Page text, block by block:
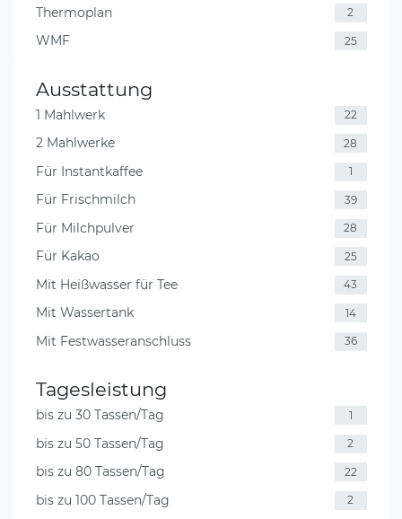
Thermoplan 2
WMF 25
Ausstattung
1 Mahlwerk 22
2 Mahlwerke 28
Für Instantkaffee 1
Für Frischmilch 39
Für Milchpulver 28
Für Kakao 25
Mit Heißwasser für Tee 43
Mit Wassertank 14
Mit Festwasseranschluss 36
Tagesleistung
bis zu 30 Tassen/Tag 1
bis zu 50 Tassen/Tag 2
bis zu 80 Tassen/Tag 22
bis zu 100 Tassen/Tag 2